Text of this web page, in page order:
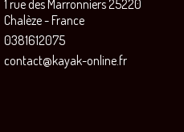
1 rue des Marronniers 25220
Chalèze - France
0381612075
contact@kayak-online.fr